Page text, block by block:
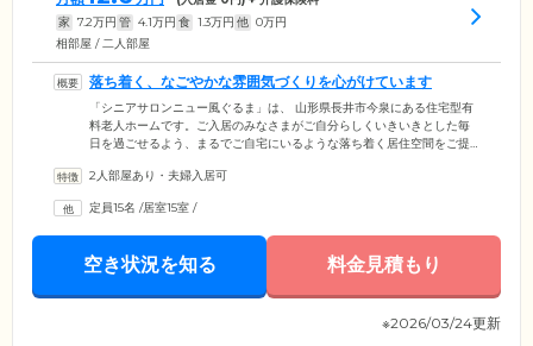
家 7.2万円 管 4.1万円 食 1.3万円 他 0万円
相部屋 / 二人部屋
落ち着く、なごやかな雰囲気づくりを心がけています
「シニアサロンニュー風ぐるま」は、 山形県長井市今泉にある住宅型有
料老人ホームです。ご入居のみなさまがご自分らしくいきいきとした毎
日を過ごせるよう、まるでご自宅にいるような落ち着く居住空間をご提
はご入居者様とスタッフの笑顔であふれています。ご入居者様の生活の
部屋には、ご夫婦やごきょうだい、親子で一緒にご入居いただくことも
可能です。ご入居前のご見学や相談など、ぜひお気軽にお問い合わせく
2人部屋あり・夫婦入居可
定員15名 /居室15室 /
空き状況を知る 料金見積もり
※2026/03/24更新